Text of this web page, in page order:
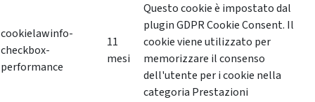
cookielawinfo-
checkbox-
performance
11
mesi
Questo cookie è impostato dal
plugin GDPR Cookie Consent. Il
cookie viene utilizzato per
memorizzare il consenso
dell'utente per i cookie nella
categoria Prestazioni